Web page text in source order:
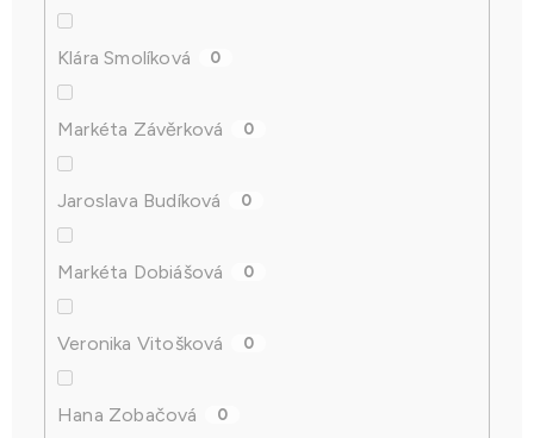
Klára Smolíková 0
Markéta Závěrková 0
Jaroslava Budíková 0
Markéta Dobiášová 0
Veronika Vitošková 0
Hana Zobačová 0